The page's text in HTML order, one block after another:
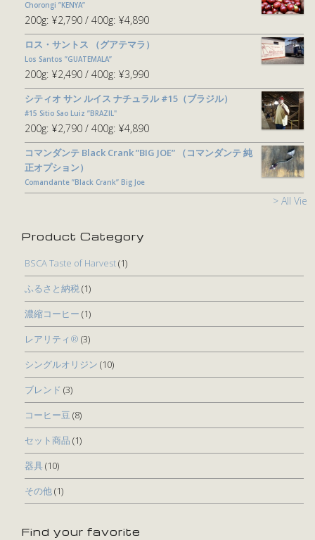
Chorongi ”KENYA”
200g: ¥2,790 400g: ¥4,890
ロス・サントス （グアテマラ）
Los Santos ”GUATEMALA”
200g: ¥2,490 400g: ¥3,990
シティオ サン ルイス ナチュラル #15（ブラジル）
#15 Sitio Sao Luiz ”BRAZIL"
200g: ¥2,790 400g: ¥4,890
コマンダンテ Black Crank ”BIG JOE” （コマンダンテ 純
正オプション）
Comandante ”Black Crank” Big Joe
> All View
Product Category
BSCA Taste of Harvest(1)
ふるさと納税(1)
濃縮コーヒー (1)
レアリティ® (3)
シングルオリジン (10)
ブレンド (3)
コーヒー豆 (8)
セット商品 (1)
器具(10)
その他(1)
Find your favorite